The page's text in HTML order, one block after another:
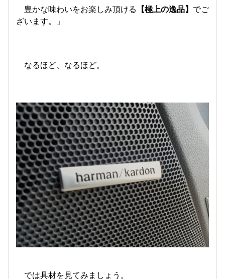
豊かな味わいをお楽しみ頂ける 【極上の逸品】 でご
ざいます。」
なるほど、なるほど。
では具材を見てみましょう。